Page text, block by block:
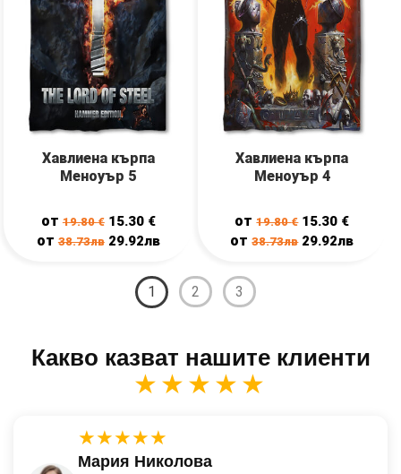
Хавлиена кърпа
Меноуър 5
от19.80€ 15.30 €
от38.73лв 29.92лв
Хавлиена кърпа
Меноуър 4
от19.80€ 15.30 €
от38.73лв 29.92лв
1 2 3
Какво казват нашите клиенти
★★★★★
★★★★★
Мария Николова